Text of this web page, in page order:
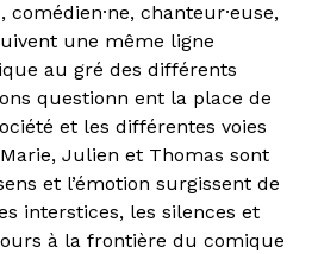
comédien·ne, chanteur·euse,
une même ligne
au gré des différents
questionn ent la place de
et les différentes voies
Julien et Thomas sont
et l’émotion surgissent de
interstices, les silences et
à la frontière du comique